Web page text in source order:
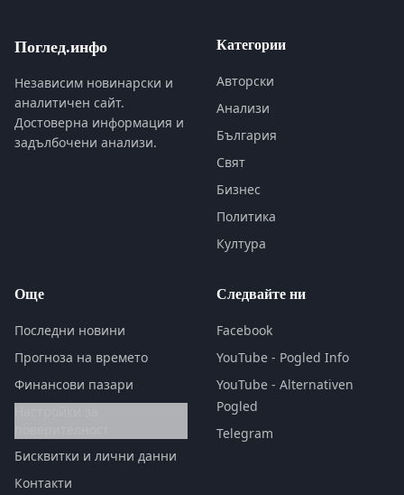
Поглед.инфо
Независим новинарски и
аналитичен сайт.
Достоверна информация и
задълбочени анализи.
Категории
Авторски
Анализи
България
Свят
Бизнес
Политика
Култура
Още
Последни новини
Прогноза на времето
Финансови пазари
Бисквитки и лични данни
Контакти
Следвайте ни
Facebook
YouTube - Pogled Info
YouTube - Alternativen
Pogled
Telegram